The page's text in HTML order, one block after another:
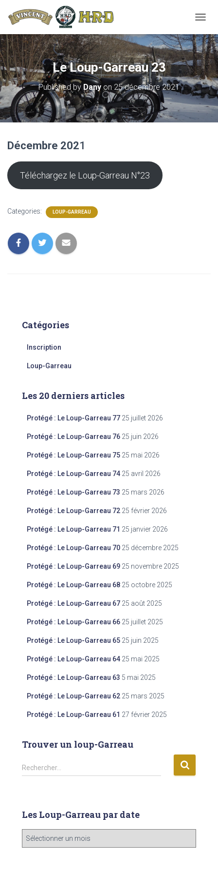
O
G
G
L
E
N
A
V
Le Loup-Garreau 23
Published byDanyon 25 décembre 2021
Décembre 2021
Téléchargez le Loup-Garreau N°23
Categories: LOUP-GARREAU
Catégories
Inscription
Loup-Garreau
Les 20 derniers articles
Protégé : Le Loup-Garreau 77 25 juillet 2026
Protégé : Le Loup-Garreau 76 25 juin 2026
Protégé : Le Loup-Garreau 75 25 mai 2026
Protégé : Le Loup-Garreau 74 25 avril 2026
Protégé : Le Loup-Garreau 73 25 mars 2026
Protégé : Le Loup-Garreau 72 25 février 2026
Protégé : Le Loup-Garreau 71 25 janvier 2026
Protégé : Le Loup-Garreau 70 25 décembre 2025
Protégé : Le Loup-Garreau 69 25 novembre 2025
Protégé : Le Loup-Garreau 68 25 octobre 2025
Protégé : Le Loup-Garreau 67 25 août 2025
Protégé : Le Loup-Garreau 66 25 juillet 2025
Protégé : Le Loup-Garreau 65 25 juin 2025
Protégé : Le Loup-Garreau 64 25 mai 2025
Protégé : Le Loup-Garreau 63 5 mai 2025
Protégé : Le Loup-Garreau 62 25 mars 2025
Protégé : Le Loup-Garreau 61 27 février 2025
Trouver un loup-Garreau
R
e
r
c
e
Rechercher…
Les Loup-Garreau par date